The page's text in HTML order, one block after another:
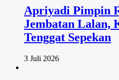
Apriyadi Pimpin
Jembatan Lalan,
Tenggat Sepekan
3 Juli 2026